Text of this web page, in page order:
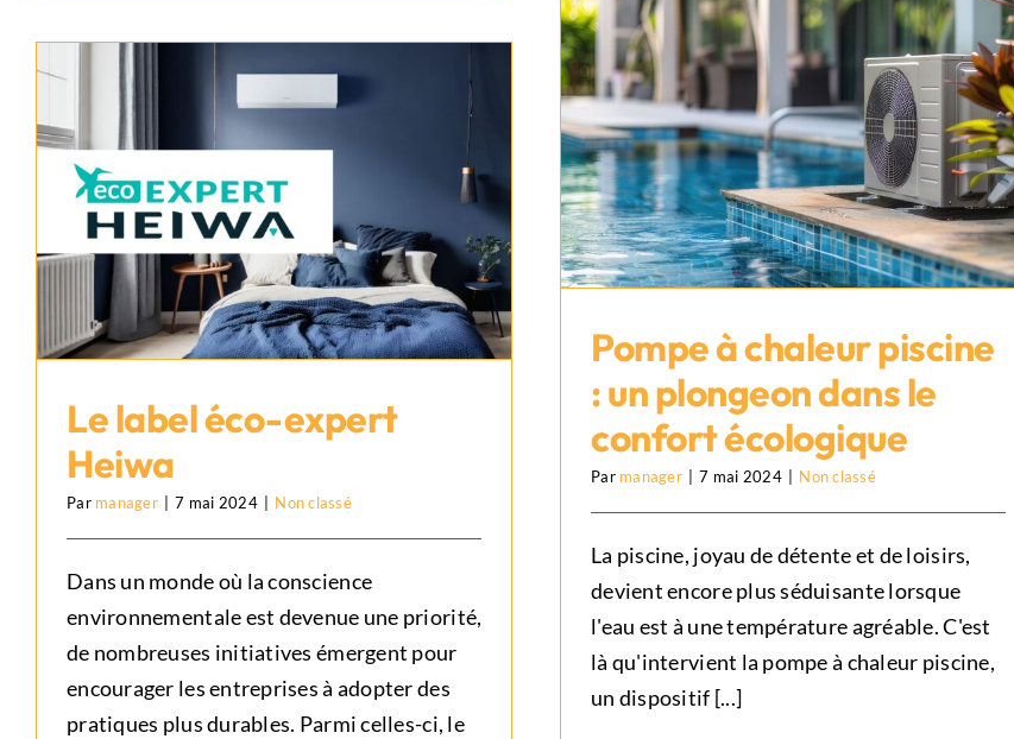
Pompe à chaleur piscine : un
plongeon dans le confort
écologique
Pompe à chaleur piscine
: un plongeon dans le
confort écologique
Par manager 7 mai 2024 Non classé
La piscine, joyau de détente et de loisirs,
devient encore plus séduisante lorsque
l'eau est à une température agréable. C'est
là qu'intervient la pompe à chaleur piscine,
un dispositif [...]
Le label éco-expert Heiwa
Le label éco-expert
Heiwa
Par manager 7 mai 2024 Non classé
Dans un monde où la conscience
environnementale est devenue une priorité,
de nombreuses initiatives émergent pour
encourager les entreprises à adopter des
pratiques plus durables. Parmi celles-ci, le